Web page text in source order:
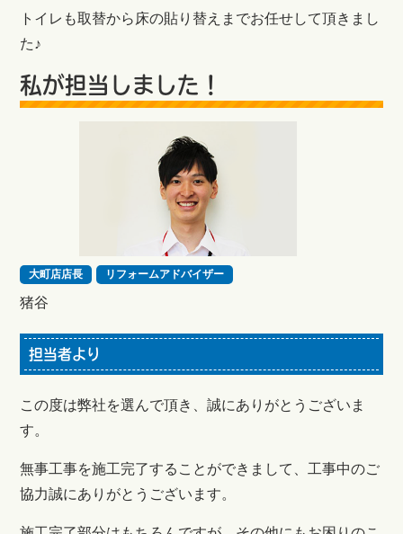
トイレも取替から床の貼り替えまでお任せして頂きまし
た♪
私が担当しました！
大町店店長 リフォームアドバイザー
猪谷
担当者より
この度は弊社を選んで頂き、誠にありがとうございま
す。
無事工事を施工完了することができまして、工事中のご
協力誠にありがとうございます。